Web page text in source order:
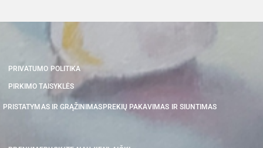
PRIVATUMO POLITIKA
PIRKIMO TAISYKLĖS
PRISTATYMAS IR GRĄŽINIMAS PREKIŲ PAKAVIMAS IR SIUNTIMAS